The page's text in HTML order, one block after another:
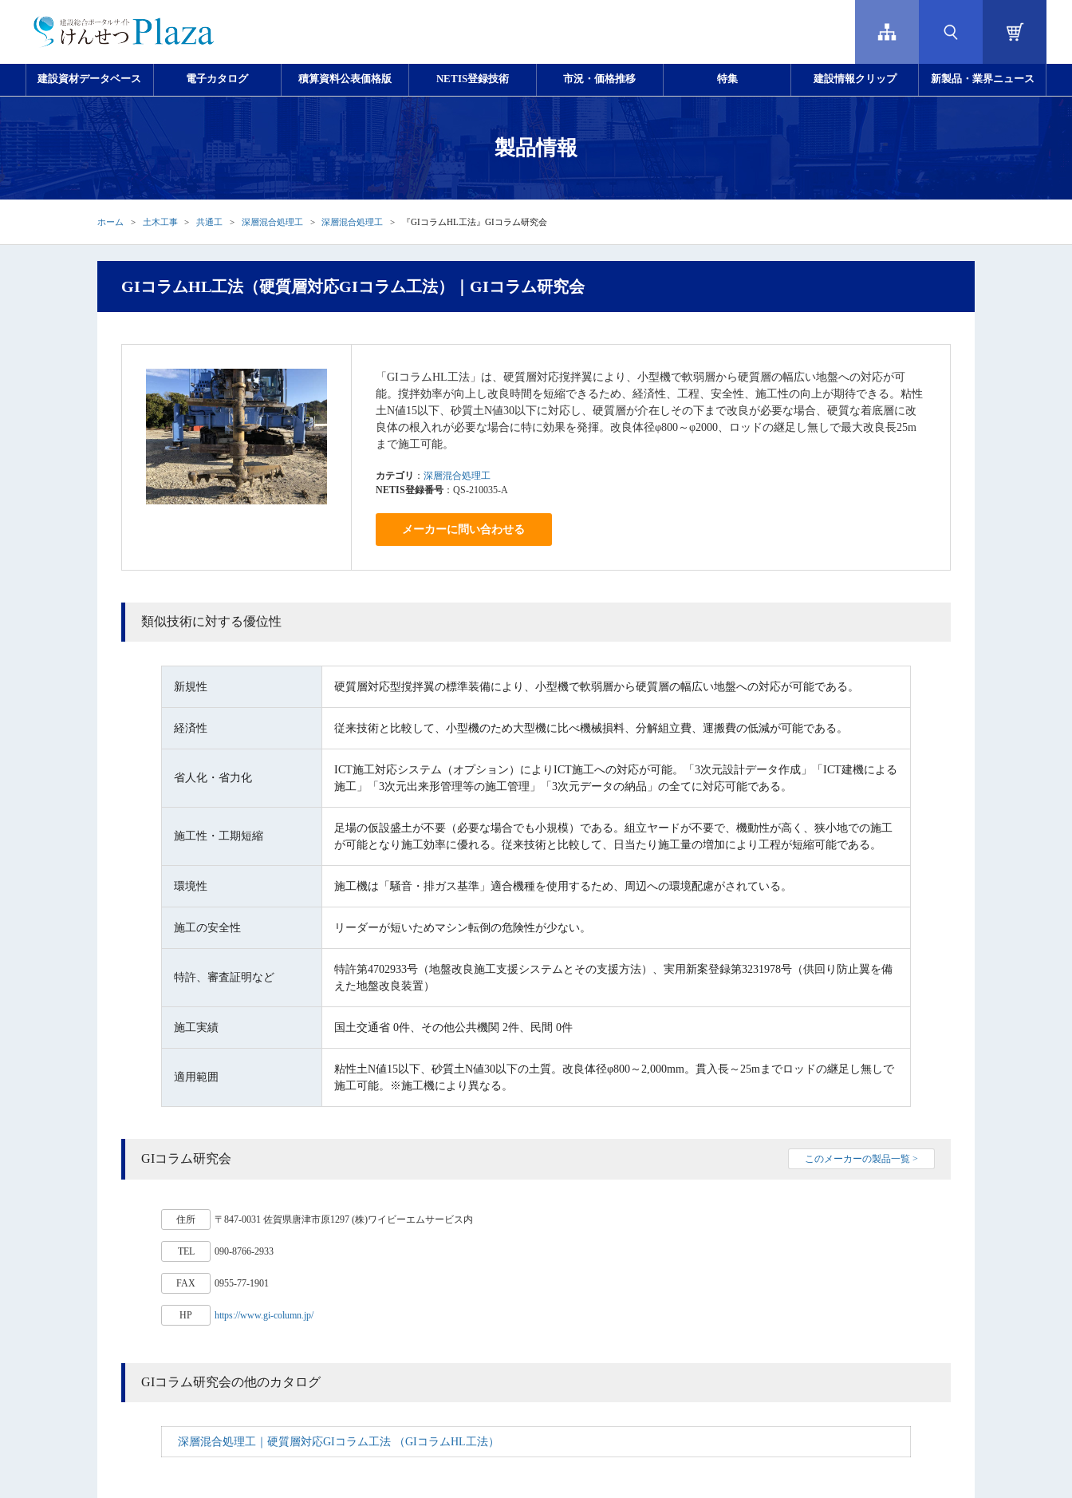
建設資材データベース 電子カタログ 積算資料公表価格版 NETIS登録技術 市況・価格推移 特集 建設情報クリップ 新製品・業界ニュース
製品情報
ホーム 土木工事 共通工 深層混合処理工 深層混合処理工 『GIコラムHL工法』GIコラム研究会
GIコラムHL工法（硬質層対応GIコラム工法）｜GIコラム研究会
「GIコラムHL工法」は、硬質層対応撹拌翼により、小型機で軟弱層から硬質層の幅広い地盤への対応が可
能。撹拌効率が向上し改良時間を短縮できるため、経済性、工程、安全性、施工性の向上が期待できる。粘性
土N値15以下、砂質土N値30以下に対応し、硬質層が介在しその下まで改良が必要な場合、硬質な着底層に改
良体の根入れが必要な場合に特に効果を発揮。改良体径φ800～φ2000、ロッドの継足し無しで最大改良長25m
まで施工可能。
カテゴリ ： 深層混合処理工
NETIS登録番号：QS-210035-A
メーカーに問い合わせる
類似技術に対する優位性
新規性 硬質層対応型撹拌翼の標準装備により、小型機で軟弱層から硬質層の幅広い地盤への対応が可能である。
経済性 従来技術と比較して、小型機のため大型機に比べ機械損料、分解組立費、運搬費の低減が可能である。
省人化・省力化
ICT施工対応システム（オプション）によりICT施工への対応が可能。「3次元設計データ作成」「ICT建機による
施工」「3次元出来形管理等の施工管理」「3次元データの納品」の全てに対応可能である。
施工性・工期短縮
足場の仮設盛土が不要（必要な場合でも小規模）である。組立ヤードが不要で、機動性が高く、狭小地での施工
が可能となり施工効率に優れる。従来技術と比較して、日当たり施工量の増加により工程が短縮可能である。
環境性 施工機は「騒音・排ガス基準」適合機種を使用するため、周辺への環境配慮がされている。
施工の安全性 リーダーが短いためマシン転倒の危険性が少ない。
特許、審査証明など
特許第4702933号（地盤改良施工支援システムとその支援方法）、実用新案登録第3231978号（供回り防止翼を備
えた地盤改良装置）
施工実績 国土交通省 0件、その他公共機関 2件、民間 0件
適用範囲
粘性土N値15以下、砂質土N値30以下の土質。改良体径φ800～2,000mm。貫入長～25mまでロッドの継足し無しで
施工可能。※施工機により異なる。
GIコラム研究会 このメーカーの製品一覧 >
住所 〒847-0031 佐賀県唐津市原1297 (株)ワイビーエムサービス内
TEL 090-8766-2933
FAX 0955-77-1901
HP https://www.gi-column.jp/
GIコラム研究会の他のカタログ
深層混合処理工｜硬質層対応GIコラム工法 （GIコラムHL工法）